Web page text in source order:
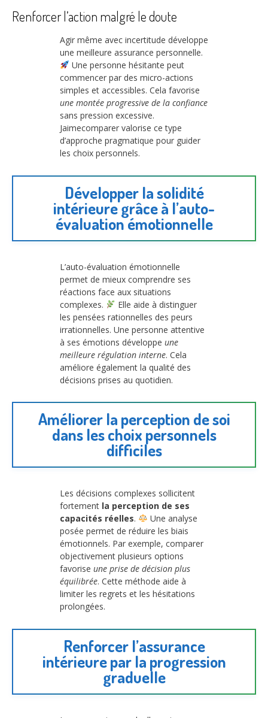
Renforcer l’action malgré le doute
Agir même avec incertitude développe
une meilleure assurance personnelle.
Une personne hésitante peut
commencer par des micro-actions
simples et accessibles. Cela favorise
une montée progressive de la confiance
sans pression excessive.
Jaimecomparer valorise ce type
d’approche pragmatique pour guider
les choix personnels.
Développer la solidité
intérieure grâce à l’auto-
évaluation émotionnelle
L’auto-évaluation émotionnelle
permet de mieux comprendre ses
réactions face aux situations
complexes.
Elle aide à distinguer
les pensées rationnelles des peurs
irrationnelles. Une personne attentive
à ses émotions développe une
meilleure régulation interne. Cela
améliore également la qualité des
décisions prises au quotidien.
Améliorer la perception de soi
dans les choix personnels
difficiles
Les décisions complexes sollicitent
fortement la perception de ses
capacités réelles.
Une analyse
posée permet de réduire les biais
émotionnels. Par exemple, comparer
objectivement plusieurs options
favorise une prise de décision plus
équilibrée. Cette méthode aide à
limiter les regrets et les hésitations
prolongées.
Renforcer l’assurance
intérieure par la progression
graduelle